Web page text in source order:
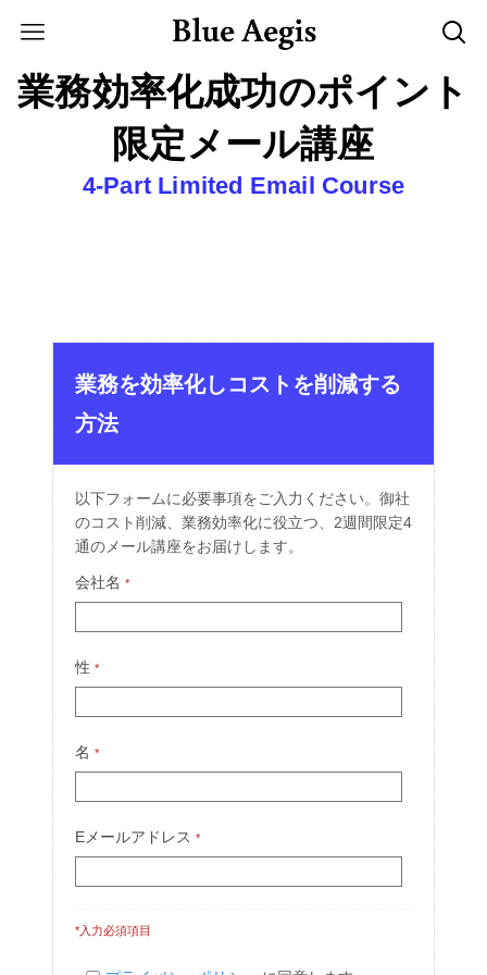
業務効率化成功のポイント
限定メール講座
4-Part Limited Email Course
業務を効率化しコストを削減する
方法
以下フォームに必要事項をご入力ください。御社
のコスト削減、業務効率化に役立つ、2週間限定4
通のメール講座をお届けします。
会社名 *
性 *
名 *
Eメールアドレス *
*入力必須項目